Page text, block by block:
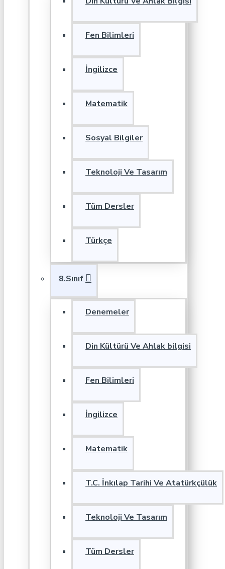
Fen Bilimleri
İngilizce
Matematik
Sosyal Bilgiler
Teknoloji Ve Tasarım
Tüm Dersler
Türkçe
8.Sınıf
Denemeler
Din Kültürü Ve Ahlak bilgisi
Fen Bilimleri
İngilizce
Matematik
T.C. İnkılap Tarihi Ve Atatürkçülük
Teknoloji Ve Tasarım
Tüm Dersler